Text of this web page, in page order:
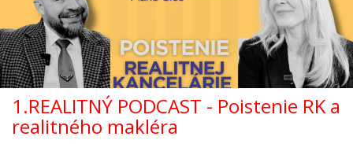
1.REALITNÝ PODCAST - Poistenie RK a
realitného makléra